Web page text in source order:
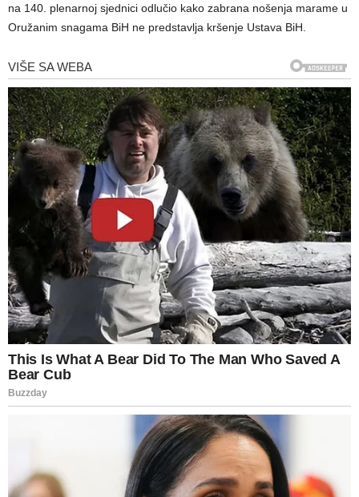
na 140. plenarnoj sjednici odlučio kako zabrana nošenja marame u
Oružanim snagama BiH ne predstavlja kršenje Ustava BiH.